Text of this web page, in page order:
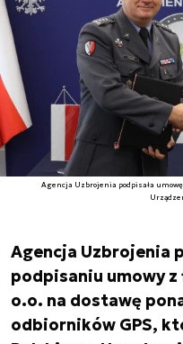
Agencja Uzbrojenia podpisała
Agencja Uzbrojenia
podpisaniu umowy
o.o. na dostawę
odbiorników GPS,